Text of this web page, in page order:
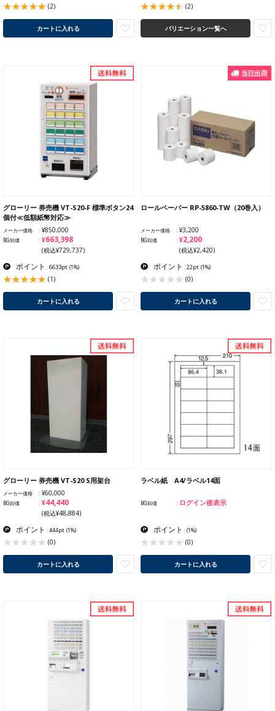
(2)
カートに入れる
(2)
バリエーション一覧へ
グローリー 券売機 VT-S20-F 標準ボタン24
個付≪低額紙幣対応≫
メーカー価格 ¥850,000
BG卸価 ¥663,398
(税込¥729,737)
ポイント : 6633pt (1%)
(1)
カートに入れる
ロールペーパー RP-5860-TW（20巻入）
メーカー価格 ¥3,200
BG卸価 ¥2,200
(税込¥2,420)
ポイント : 22pt (1%)
(0)
カートに入れる
グローリー 券売機 VT-S20 S用架台
メーカー価格 ¥60,000
BG卸価 ¥44,440
(税込¥48,884)
ポイント : 444pt (1%)
(0)
カートに入れる
ラベル紙 A4/ラベル14面
BG卸価 ログイン後表示
ポイント :(1%)
(0)
カートに入れる